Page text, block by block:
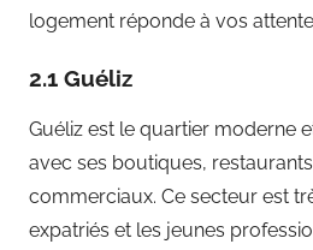
logement réponde à vos
2.1 Guéliz
Guéliz est le quartier moderne
avec ses boutiques,
commerciaux. Ce secteur est
expatriés et les jeunes